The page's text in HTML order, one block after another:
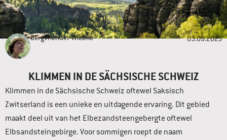
Bergvriendin Wiebke 03.09.2025
KLIMMEN IN DE SÄCHSISCHE SCHWEIZ
Klimmen in de Sächsische Schweiz oftewel Saksisch
Zwitserland is een unieke en uitdagende ervaring. Dit gebied
maakt deel uit van het Elbezandsteengebergte oftewel
Elbsandsteingebirge. Voor sommigen roept de naam